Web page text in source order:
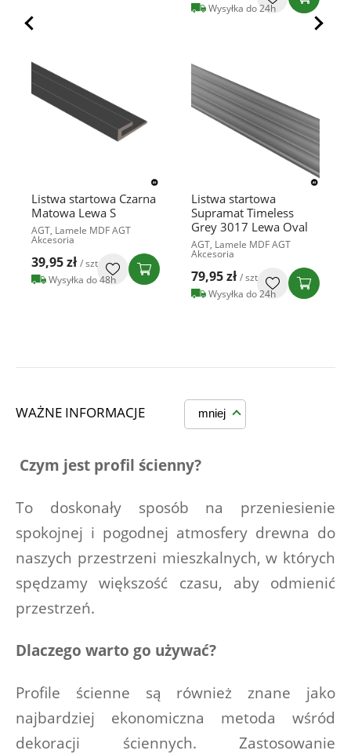
Listwa startowa Czarna
Matowa Lewa S
AGT, Lamele MDF AGT
Akcesoria
39,95 zł / szt
Wysyłka do 48h
Wysyłka do 24h
Listwa startowa
Supramat Timeless
Grey 3017 Lewa Oval
AGT, Lamele MDF AGT
Akcesoria
79,95 zł / szt
Wysyłka do 24h
WAŻNE INFORMACJE mniej
Czym jest profil ścienny?
To doskonały sposób na przeniesienie
spokojnej i pogodnej atmosfery drewna do
naszych przestrzeni mieszkalnych, w których
spędzamy większość czasu, aby odmienić
przestrzeń.
Dlaczego warto go używać?
Profile ścienne są również znane jako
najbardziej ekonomiczna metoda wśród
dekoracji ściennych. Zastosowanie